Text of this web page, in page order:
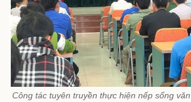
Công tác tuyên truyền thực hiện nếp sống